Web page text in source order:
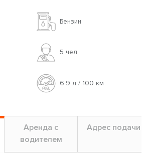
Бензин
5 чел
6.9 л / 100 км
Аренда с
водителем
Адрес подачи